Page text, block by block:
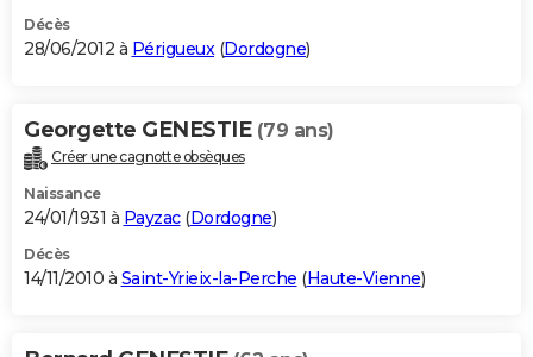
Décès
28/06/2012 à Périgueux(Dordogne)
Georgette GENESTIE (79 ans)
Créer une cagnotte obsèques
Naissance
24/01/1931 à Payzac(Dordogne)
Décès
14/11/2010 à Saint-Yrieix-la-Perche (Haute-Vienne)